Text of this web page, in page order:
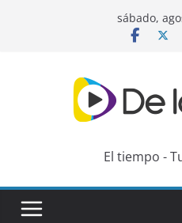
sábado,
El tiempo -